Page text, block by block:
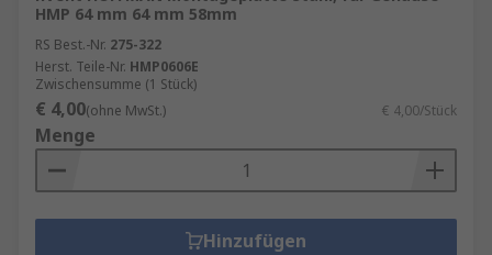
HMP 64 mm 64 mm 58mm
RS Best.-Nr. 275-322
Herst. Teile-Nr. HMP0606E
Zwischensumme (1 Stück)
€ 4,00(ohne MwSt.) € 4,00/Stück
Menge
Hinzufügen